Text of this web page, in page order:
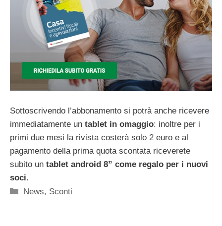
Sottoscrivendo l’abbonamento si potrà anche ricevere
immediatamente un tablet in omaggio: inoltre per i
primi due mesi la rivista costerà solo 2 euro e al
pagamento della prima quota scontata riceverete
subito un tablet android 8” come regalo per i nuovi
soci.
Categorie
News, Sconti